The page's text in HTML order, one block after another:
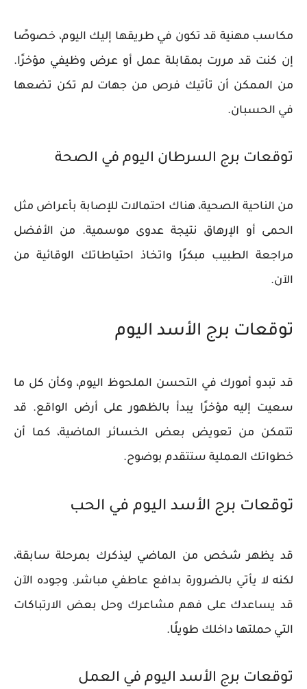
مكاسب مهنية قد تكون في طريقها إليك اليوم، خصوصًا
إن كنت قد مررت بمقابلة عمل أو عرض وظيفي مؤخرًا.
من الممكن أن تأتيك فرص من جهات لم تكن تضعها
في الحسبان.
توقعات برج السرطان اليوم في الصحة
من الناحية الصحية، هناك احتمالات للإصابة بأعراض مثل
الحمى أو الإرهاق نتيجة عدوى موسمية. من الأفضل
مراجعة الطبيب مبكرًا واتخاذ احتياطاتك الوقائية من
الآن.
توقعات برج الأسد اليوم
قد تبدو أمورك في التحسن الملحوظ اليوم، وكأن كل ما
سعيت إليه مؤخرًا يبدأ بالظهور على أرض الواقع. قد
تتمكن من تعويض بعض الخسائر الماضية، كما أن
خطواتك العملية ستتقدم بوضوح.
توقعات برج الأسد اليوم في الحب
قد يظهر شخص من الماضي ليذكرك بمرحلة سابقة،
لكنه لا يأتي بالضرورة بدافع عاطفي مباشر. وجوده الآن
قد يساعدك على فهم مشاعرك وحل بعض الارتباكات
التي حملتها داخلك طويلًا.
توقعات برج الأسد اليوم في العمل